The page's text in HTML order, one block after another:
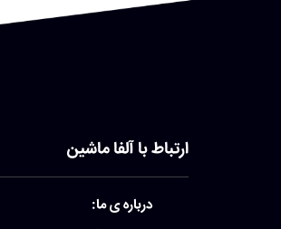
ارتباط با آلفا ماشین
درباره ی ما: